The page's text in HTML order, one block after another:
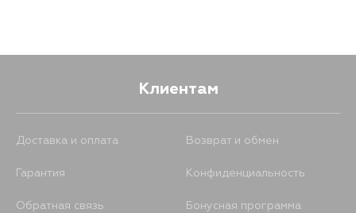
Клиентам
Доставка и оплата Возврат и обмен
Гарантия Конфиденциальность
Обратная связь Бонусная программа